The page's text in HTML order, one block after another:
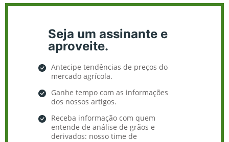
Seja um assinante e
aproveite.
Antecipe tendências de preços do
mercado agrícola.
Ganhe tempo com as informações
dos nossos artigos.
Receba informação com quem
entende de análise de grãos e
derivados: nosso time de